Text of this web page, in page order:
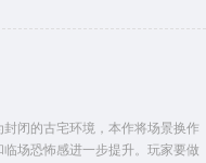
环境才能吸引更多的人前来上
闭的古宅环境，本作将场景换作
场恐怖感进一步提升。玩家要做